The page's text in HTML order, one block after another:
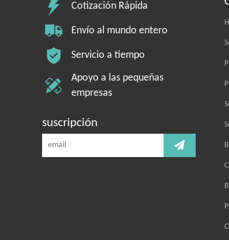
Cotización Rápida
Envío al mundo entero
Servicio a tiempo
Apoyo a las pequeñas
empresas
suscripción